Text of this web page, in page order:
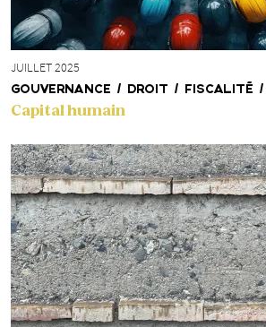
JUILLET 2025
GOUVERNANCE / DROIT / FISCALITÉ
Capital humain